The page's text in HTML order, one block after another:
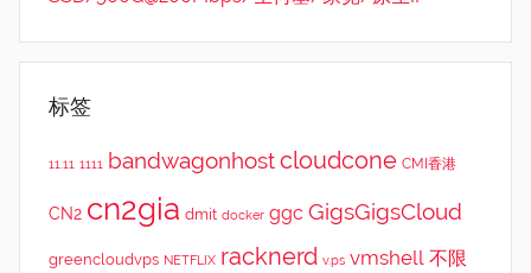
标签
11.11 1111 bandwagonhostcloudcone CMI香港
CN2 cn2gia dmit docker ggc GigsGigsCloud
greencloudvps NETFLIX racknerd v.ps vmshell 不限